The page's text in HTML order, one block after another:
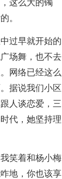
这么大的镯
。
过早就开始的
场舞，也不去
网络已经这么
据说我们小区
人谈恋爱，三
代，她坚持理
笑着和杨小梅
地，你也该享